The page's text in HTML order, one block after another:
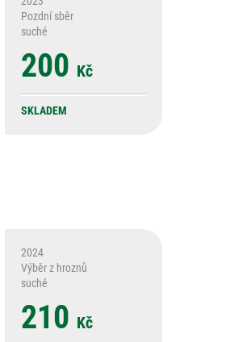
Pozdní sběr
suché
200 Kč
SKLADEM
2024
Výběr z hroznů
suché
210 Kč